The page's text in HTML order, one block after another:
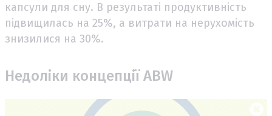
капсули для сну. В результаті продуктивність
підвищилась на 25%, а витрати на нерухомість
знизилися на 30%.
Недоліки концепції ABW